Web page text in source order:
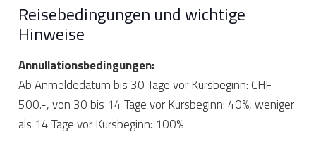
Reisebedingungen und wichtige
Hinweise
Annullationsbedingungen:
Ab Anmeldedatum bis 30 Tage vor Kursbeginn: CHF
500.-, von 30 bis 14 Tage vor Kursbeginn: 40%, weniger
als 14 Tage vor Kursbeginn: 100%